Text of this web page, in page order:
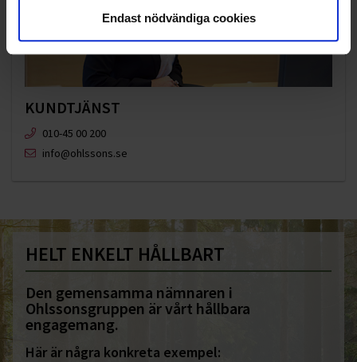
Endast nödvändiga cookies
KUNDTJÄNST
010-45 00 200​
info@ohlssons.se
HELT ENKELT HÅLLBART
Den gemensamma nämnaren i
Ohlssonsgruppen är vårt hållbara
engagemang.
Här är några konkreta exempel: